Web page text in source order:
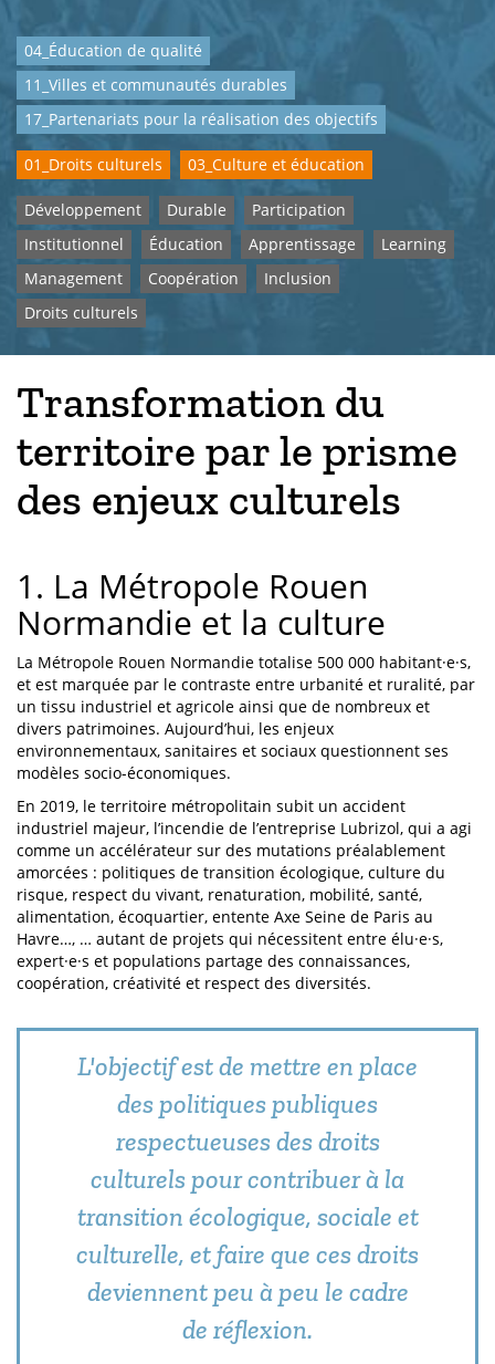
04_Éducation de qualité
11_Villes et communautés durables
17_Partenariats pour la réalisation des objectifs
01_Droits culturels 03_Culture et éducation
Développement Durable
Participation
Institutionnel
Éducation Apprentissage
Learning
Management
Coopération
Inclusion
Droits culturels
Transformation du
territoire par le prisme
des enjeux culturels
1. La Métropole Rouen
Normandie et la culture
La Métropole Rouen Normandie totalise 500 000 habitant·e·s,
et est marquée par le contraste entre urbanité et ruralité, par
un tissu industriel et agricole ainsi que de nombreux et
divers patrimoines. Aujourd’hui, les enjeux
environnementaux, sanitaires et sociaux questionnent ses
modèles socio-économiques.
En 2019, le territoire métropolitain subit un accident
industriel majeur, l’incendie de l’entreprise Lubrizol, qui a agi
comme un accélérateur sur des mutations préalablement
amorcées : politiques de transition écologique, culture du
risque, respect du vivant, renaturation, mobilité, santé,
alimentation, écoquartier, entente Axe Seine de Paris au
Havre…, … autant de projets qui nécessitent entre élu·e·s,
expert·e·s et populations partage des connaissances,
coopération, créativité et respect des diversités.
L'objectif est de mettre en place
des politiques publiques
respectueuses des droits
culturels pour contribuer à la
transition écologique, sociale et
culturelle, et faire que ces droits
deviennent peu à peu le cadre
de réflexion.